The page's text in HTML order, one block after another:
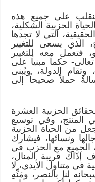
على جميع هذه
الحزبية الشكلية،
التي لا تجدها
الذي يسعى للتغيير
فتعمل معه للتغيير
حكماً مبنياً على
الدولة، ويُبنى
حملاً صحيحاً إلى
الحزبية العشرة
المنتج، وفي توسيع
من الحياة الحزبية
ونسائها، فيشارك
الجميع مع الحزب في
إذّاك قريبة المنال،
في متناول الأيدي، لا
لنا بالنصر، ومَنِّهِ